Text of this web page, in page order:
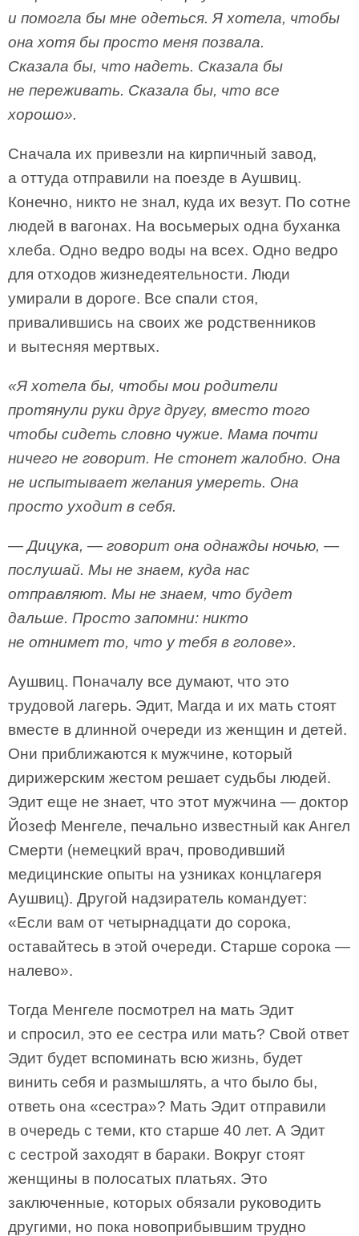
и помогла бы мне одеться. Я хотела, чтобы
она хотя бы просто меня позвала.
Сказала бы, что надеть. Сказала бы
не переживать. Сказала бы, что все
хорошо».
Сначала их привезли на кирпичный завод,
а оттуда отправили на поезде в Аушвиц.
Конечно, никто не знал, куда их везут. По сотне
людей в вагонах. На восьмерых одна буханка
хлеба. Одно ведро воды на всех. Одно ведро
для отходов жизнедеятельности. Люди
умирали в дороге. Все спали стоя,
привалившись на своих же родственников
и вытесняя мертвых.
«Я хотела бы, чтобы мои родители
протянули руки друг другу, вместо того
чтобы сидеть словно чужие. Мама почти
ничего не говорит. Не стонет жалобно. Она
не испытывает желания умереть. Она
просто уходит в себя.
— Дицука, — говорит она однажды ночью, —
послушай. Мы не знаем, куда нас
отправляют. Мы не знаем, что будет
дальше. Просто запомни: никто
не отнимет то, что у тебя в голове».
Аушвиц. Поначалу все думают, что это
трудовой лагерь. Эдит, Магда и их мать стоят
вместе в длинной очереди из женщин и детей.
Они приближаются к мужчине, который
дирижерским жестом решает судьбы людей.
Эдит еще не знает, что этот мужчина — доктор
Йозеф Менгеле, печально известный как Ангел
Смерти (немецкий врач, проводивший
медицинские опыты на узниках концлагеря
Аушвиц). Другой надзиратель командует:
«Если вам от четырнадцати до сорока,
оставайтесь в этой очереди. Старше сорока —
налево».
Тогда Менгеле посмотрел на мать Эдит
и спросил, это ее сестра или мать? Свой ответ
Эдит будет вспоминать всю жизнь, будет
винить себя и размышлять, а что было бы,
ответь она «сестра»? Мать Эдит отправили
в очередь с теми, кто старше 40 лет. А Эдит
с сестрой заходят в бараки. Вокруг стоят
женщины в полосатых платьях. Это
заключенные, которых обязали руководить
другими, но пока новоприбывшим трудно